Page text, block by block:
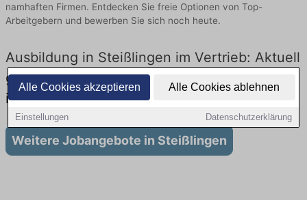
Alle Cookies akzeptieren Alle Cookies ablehnen
Einstellungen Datenschutzerklärung
namhaften Firmen. Entdecken Sie freie Optionen von Top-
Arbeitgebern und bewerben Sie sich noch heute.
Ausbildung in Steißlingen im Vertrieb: Aktuell
gibt es keine Stellenangebote für Ausbildung
in Steißlingen
Weitere Jobangebote in Steißlingen